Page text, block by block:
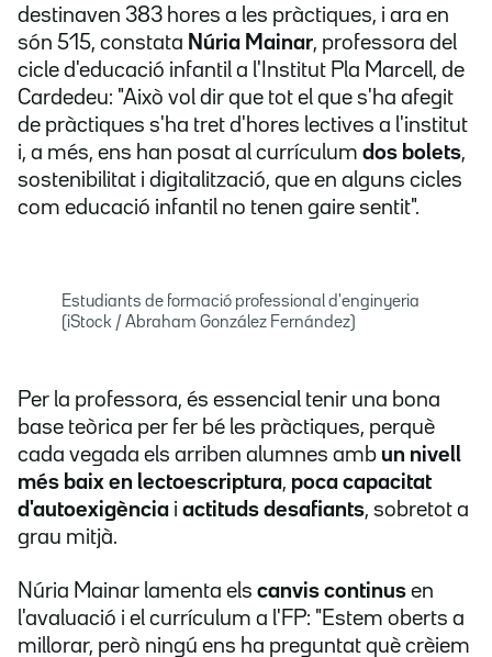
destinaven 383 hores a les pràctiques, i ara en
són 515, constata Núria Mainar, professora del
cicle d'educació infantil a l'Institut Pla Marcell, de
Cardedeu: "Això vol dir que tot el que s'ha afegit
de pràctiques s'ha tret d'hores lectives a l'institut
i, a més, ens han posat al currículum dos bolets,
sostenibilitat i digitalització, que en alguns cicles
com educació infantil no tenen gaire sentit".
Estudiants de formació professional d'enginyeria
(iStock / Abraham González Fernández)
Per la professora, és essencial tenir una bona
base teòrica per fer bé les pràctiques, perquè
cada vegada els arriben alumnes amb un nivell
més baix en lectoescriptura, poca capacitat
d'autoexigència i actituds desafiants, sobretot a
grau mitjà.
Núria Mainar lamenta els canvis continus en
l'avaluació i el currículum a l'FP: "Estem oberts a
millorar, però ningú ens ha preguntat què crèiem